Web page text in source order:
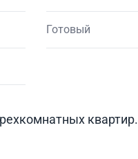
Готовый
квартир.